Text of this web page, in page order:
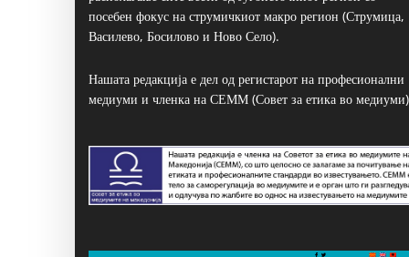
посебен фокус на струмичкиот макро регион (Струмица,
Василево, Босилово и Ново Село).
Нашата редакција е дел од регистарот на професионални
медиуми и членка на СЕММ (Совет за етика во медиуми)